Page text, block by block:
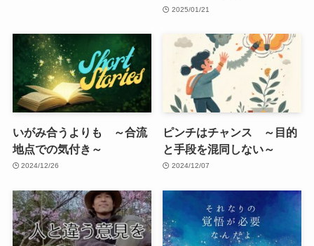
2025/01/21
いがみ合うよりも ～合流
地点での気付き～
2024/12/26
ピンチはチャンス ～目的
と手段を混同しない～
2024/12/07